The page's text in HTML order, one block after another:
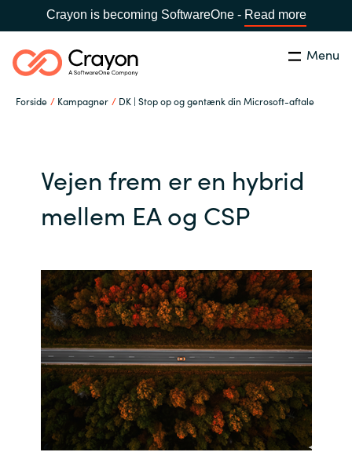
Crayon is becoming SoftwareOne - Read more
Menu
Forside Kampagner DK | Stop op og gentænk din Microsoft-aftale
Global site
Australia
Austria
Bulgaria
Czechia
Denmark
Søg Luk
Services
Softwarepartnere
Channel Partner
Viden
Karriere
Kontakt os
Vejen frem er en hybrid
mellem EA og CSP